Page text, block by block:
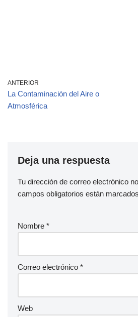
ANTERIOR
La Contaminación del Aire o
Atmosférica
Deja una respuesta
Tu dirección de correo electrónico
campos obligatorios están
Nombre *
Correo electrónico *
Web